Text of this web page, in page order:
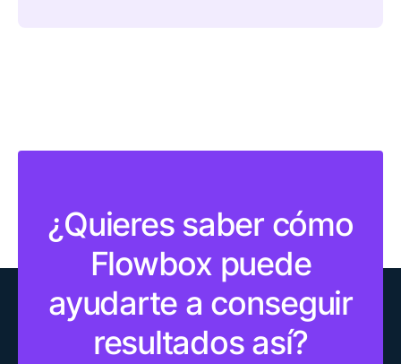
¿Quieres saber cómo
Flowbox puede
ayudarte a conseguir
resultados así?